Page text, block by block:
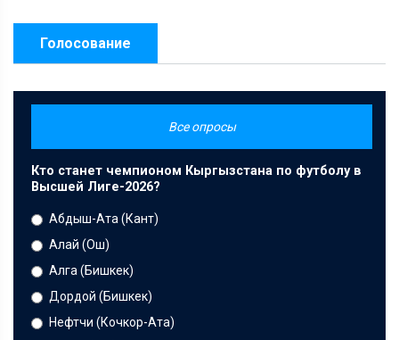
Голосование
Все опросы
Кто станет чемпионом Кыргызстана по футболу в
Высшей Лиге-2026?
Абдыш-Ата (Кант)
Алай (Ош)
Алга (Бишкек)
Дордой (Бишкек)
Нефтчи (Кочкор-Ата)